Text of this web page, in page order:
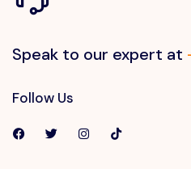
Speak to our expert at
Follow Us